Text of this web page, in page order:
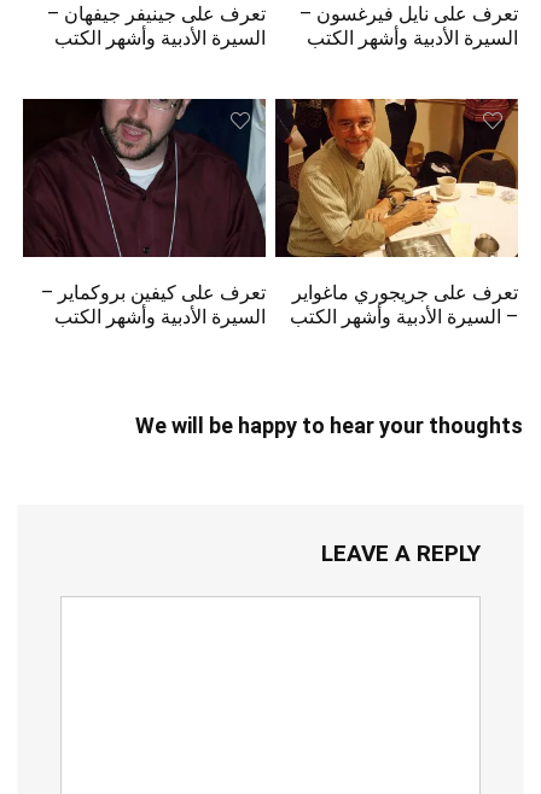
تعرف على نايل فيرغسون –
السيرة الأدبية وأشهر الكتب
تعرف على جينيفر جيفهان –
السيرة الأدبية وأشهر الكتب
تعرف على جريجوري ماغواير
– السيرة الأدبية وأشهر الكتب
تعرف على كيفين بروكماير –
السيرة الأدبية وأشهر الكتب
We will be happy to hear your thoughts
LEAVE A REPLY